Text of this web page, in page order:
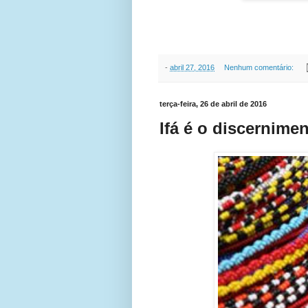
- abril 27, 2016 Nenhum comentário:
terça-feira, 26 de abril de 2016
Ifá é o